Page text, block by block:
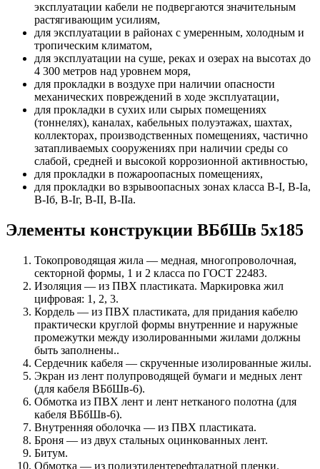
эксплуатации кабели не подвергаются значительным
растягивающим усилиям,
для эксплуатации в районах с умеренным, холодным и
тропическим климатом,
для эксплуатации на суше, реках и озерах на высотах до
4 300 метров над уровнем моря,
для прокладки в воздухе при наличии опасности
механических повреждений в ходе эксплуатации,
для прокладки в сухих или сырых помещениях
(тоннелях), каналах, кабельных полуэтажах, шахтах,
коллекторах, производственных помещениях, частично
затапливаемых сооружениях при наличии среды со
слабой, средней и высокой коррозионной активностью,
для прокладки в пожароопасных помещениях,
для прокладки во взрывоопасных зонах класса B-I, B-Iа,
B-Iб, B-Iг, В-II, В-IIа.
Элементы конструкции ВБбШв 5х185
Токопроводящая жила — медная, многопроволочная,
секторной формы, 1 и 2 класса по ГОСТ 22483.
Изоляция — из ПВХ пластиката. Маркировка жил
цифровая: 1, 2, 3.
Кордель — из ПВХ пластиката, для придания кабелю
практически круглой формы внутренние и наружные
промежутки между изолированными жилами должны
быть заполнены..
Сердечник кабеля — скрученные изолированные жилы.
Экран из лент полупроводящей бумаги и медных лент
(для кабеля ВБбШв-6).
Обмотка из ПВХ лент и лент нетканого полотна (для
кабеля ВБбШв-6).
Внутренняя оболочка — из ПВХ пластиката.
Броня — из двух стальных оцинкованных лент.
Битум.
Обмотка — из полиэтилентерефталатной пленки.